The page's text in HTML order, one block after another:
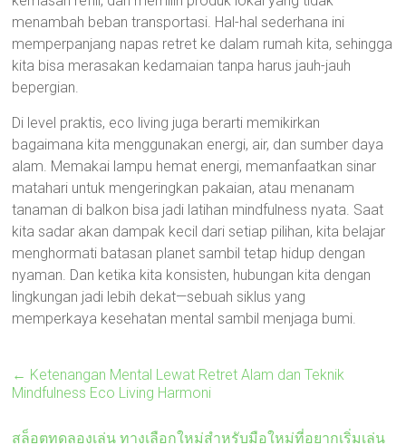
menambah beban transportasi. Hal-hal sederhana ini
memperpanjang napas retret ke dalam rumah kita, sehingga
kita bisa merasakan kedamaian tanpa harus jauh-jauh
bepergian.
Di level praktis, eco living juga berarti memikirkan
bagaimana kita menggunakan energi, air, dan sumber daya
alam. Memakai lampu hemat energi, memanfaatkan sinar
matahari untuk mengeringkan pakaian, atau menanam
tanaman di balkon bisa jadi latihan mindfulness nyata. Saat
kita sadar akan dampak kecil dari setiap pilihan, kita belajar
menghormati batasan planet sambil tetap hidup dengan
nyaman. Dan ketika kita konsisten, hubungan kita dengan
lingkungan jadi lebih dekat—sebuah siklus yang
memperkaya kesehatan mental sambil menjaga bumi.
← Ketenangan Mental Lewat Retret Alam dan Teknik
Mindfulness Eco Living Harmoni
สล็อตทดลองเล่น ทางเลือกใหม่สำหรับมือใหม่ที่อยากเริ่มเล่น